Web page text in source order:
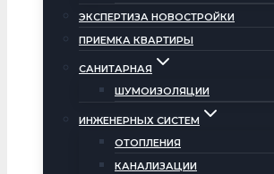
ЭКСПЕРТИЗА НОВОСТРОЙКИ
ПРИЕМКА КВАРТИРЫ
САНИТАРНАЯ
ШУМОИЗОЛЯЦИИ
ИНЖЕНЕРНЫХ СИСТЕМ
ОТОПЛЕНИЯ
КАНАЛИЗАЦИИ